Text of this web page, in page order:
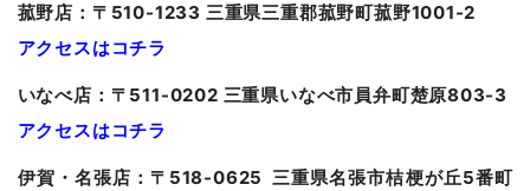
菰野店：〒510-1233 三重県三重郡菰野町菰野1001-2
アクセスはコチラ
いなべ店：〒511-0202 三重県いなべ市員弁町楚原803-3
アクセスはコチラ
伊賀・名張店：〒518-0625 三重県名張市桔梗が丘5番町